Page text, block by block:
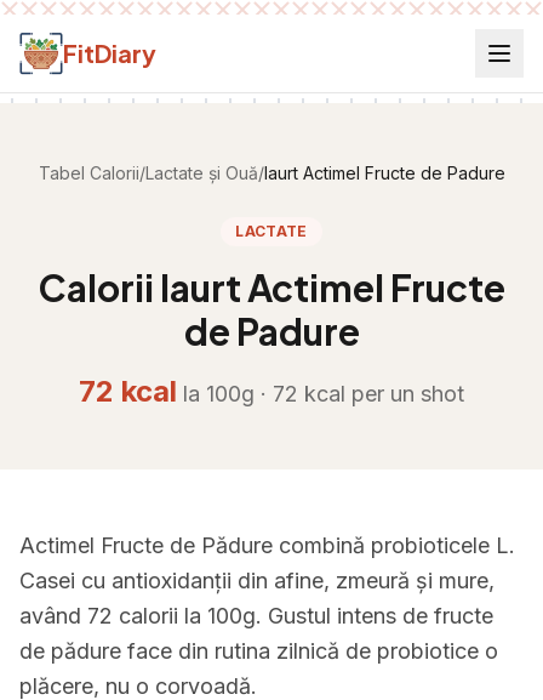
Salt la conținut
FitDiary
Tabel Calorii/Lactate și Ouă/Iaurt Actimel Fructe de Padure
LACTATE
Calorii Iaurt Actimel Fructe
de Padure
72 kcal la 100g · 72 kcal per un shot
Actimel Fructe de Pădure combină probioticele L.
Casei cu antioxidanții din afine, zmeură și mure,
având 72 calorii la 100g. Gustul intens de fructe
de pădure face din rutina zilnică de probiotice o
plăcere, nu o corvoadă.